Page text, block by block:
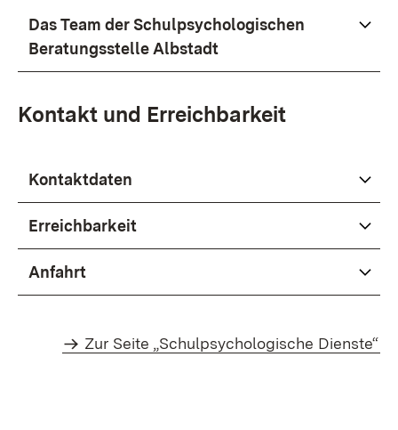
Das Team der Schulpsychologischen
Beratungsstelle Albstadt
Kontakt und Erreichbarkeit
Kontaktdaten
Erreichbarkeit
Anfahrt
Zur Seite „Schulpsychologische Dienste“